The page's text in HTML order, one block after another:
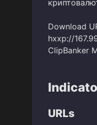
Download
hxxp://
ClipBanker
URLs